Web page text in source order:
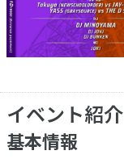
イベント紹介
基本情報